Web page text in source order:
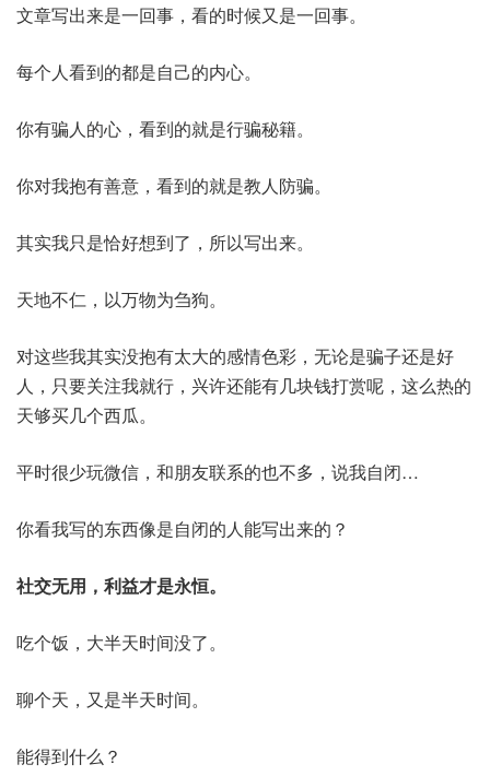
文章写出来是一回事，看的时候又是一回事。
每个人看到的都是自己的内心。
你有骗人的心，看到的就是行骗秘籍。
你对我抱有善意，看到的就是教人防骗。
其实我只是恰好想到了，所以写出来。
天地不仁，以万物为刍狗。
对这些我其实没抱有太大的感情色彩，无论是骗子还是好
人，只要关注我就行，兴许还能有几块钱打赏呢，这么热的
天够买几个西瓜。
平时很少玩微信，和朋友联系的也不多，说我自闭…
你看我写的东西像是自闭的人能写出来的？
社交无用，利益才是永恒。
吃个饭，大半天时间没了。
聊个天，又是半天时间。
能得到什么？